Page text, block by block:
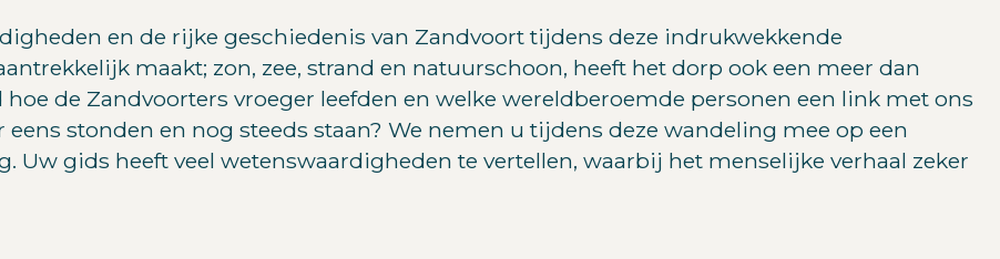
en de rijke geschiedenis van Zandvoort tijdens deze indrukwekkende
maakt; zon, zee, strand en natuurschoon, heeft het dorp ook een meer dan
de Zandvoorters vroeger leefden en welke wereldberoemde personen een link met ons
stonden en nog steeds staan? We nemen u tijdens deze wandeling mee op een
Uw gids heeft veel wetenswaardigheden te vertellen, waarbij het menselijke verhaal zeker